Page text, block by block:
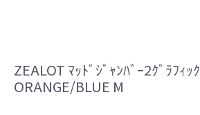
ZEALOT ﾏｯﾄﾞｼﾞｬﾝﾊﾞｰ2ｸﾞﾗﾌｨｯｸ
ORANGE/BLUE M